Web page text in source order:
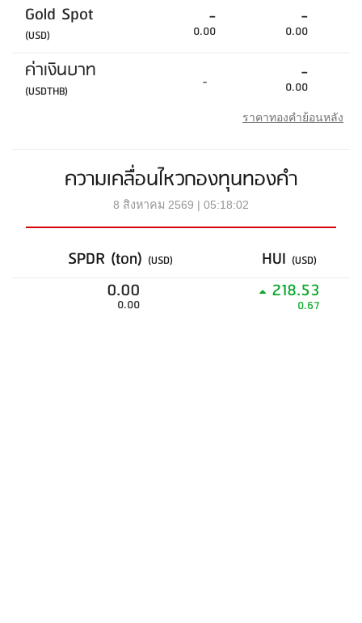
Gold Spot
(USD)
-
0.00
-
0.00
ค่าเงินบาท
(USDTHB) - -
0.00
ราคาทองคำย้อนหลัง
ความเคลื่อนไหวกองทุนทองคำ
8 สิงหาคม 2569 | 05:18:02
SPDR (ton) (USD) HUI (USD)
0.00
0.00
218.53
0.67